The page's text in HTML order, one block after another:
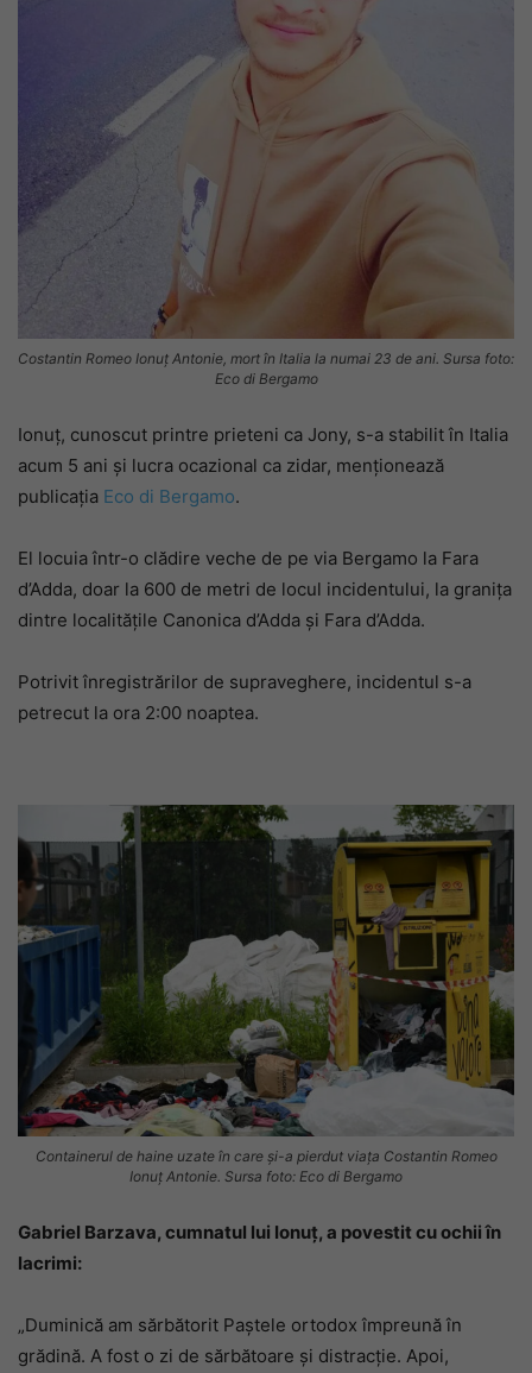
Costantin Romeo Ionuț Antonie, mort în Italia la numai 23 de ani. Sursa foto:
Eco di Bergamo
Ionuț, cunoscut printre prieteni ca Jony, s-a stabilit în Italia
acum 5 ani și lucra ocazional ca zidar, menționează
publicația Eco di Bergamo.
El locuia într-o clădire veche de pe via Bergamo la Fara
d’Adda, doar la 600 de metri de locul incidentului, la granița
dintre localitățile Canonica d’Adda și Fara d’Adda.
Potrivit înregistrărilor de supraveghere, incidentul s-a
petrecut la ora 2:00 noaptea.
Containerul de haine uzate în care și-a pierdut viața Costantin Romeo
Ionuț Antonie. Sursa foto: Eco di Bergamo
Gabriel Barzava, cumnatul lui Ionuț, a povestit cu ochii în
lacrimi:
„Duminică am sărbătorit Paștele ortodox împreună în
grădină. A fost o zi de sărbătoare și distracție. Apoi,